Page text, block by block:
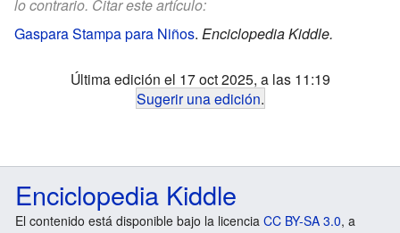
lo contrario. Citar este artículo:
Gaspara Stampa para Niños. Enciclopedia Kiddle.
Última edición el 17 oct 2025, a las 11:19
Sugerir una edición.
Enciclopedia Kiddle
El contenido está disponible bajo la licencia CC BY-SA 3.0, a